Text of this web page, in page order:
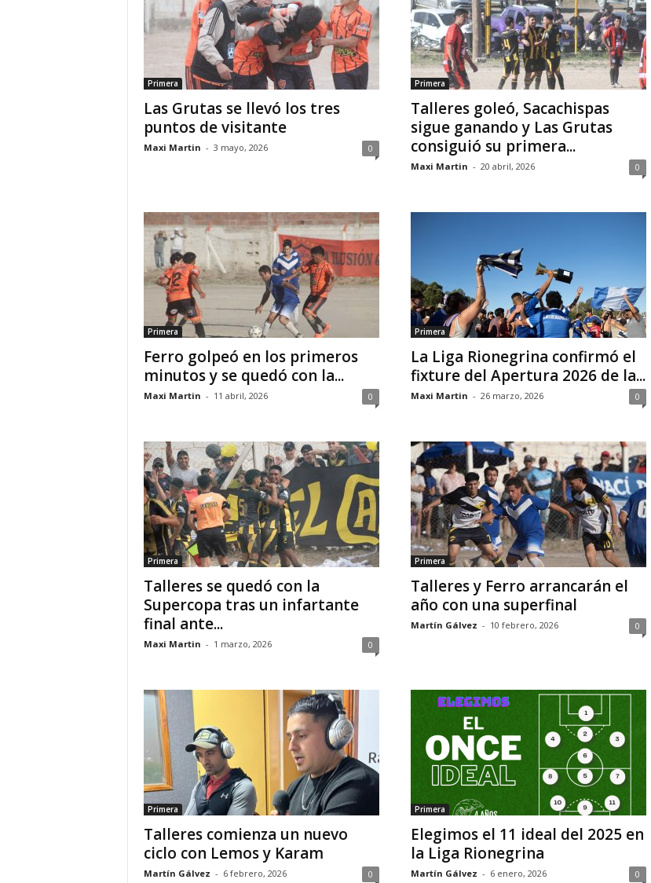
Primera
Las Grutas se llevó los tres
puntos de visitante
Maxi Martin - 3 mayo, 2026 0
Primera
Talleres goleó, Sacachispas
sigue ganando y Las Grutas
consiguió su primera...
Maxi Martin - 20 abril, 2026 0
Primera
Ferro golpeó en los primeros
minutos y se quedó con la...
Maxi Martin - 11 abril, 2026 0
Primera
La Liga Rionegrina confirmó el
fixture del Apertura 2026 de la...
Maxi Martin - 26 marzo, 2026 0
Primera
Talleres se quedó con la
Supercopa tras un infartante
final ante...
Maxi Martin - 1 marzo, 2026 0
Primera
Talleres y Ferro arrancarán el
año con una superfinal
Martín Gálvez - 10 febrero, 2026 0
Primera
Talleres comienza un nuevo
ciclo con Lemos y Karam
Martín Gálvez - 6 febrero, 2026 0
Primera
Elegimos el 11 ideal del 2025 en
la Liga Rionegrina
Martín Gálvez - 6 enero, 2026 0